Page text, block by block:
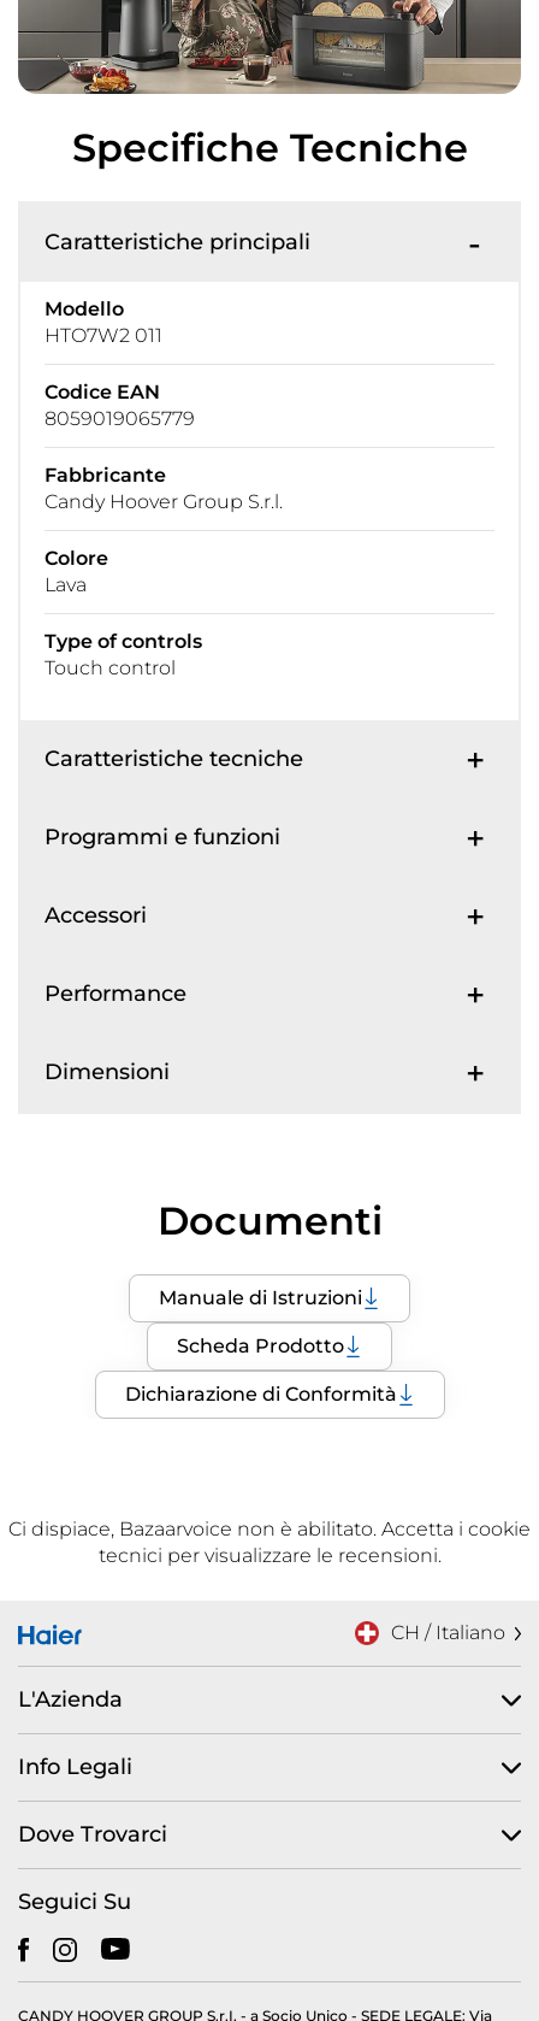
Specifiche Tecniche
Caratteristiche principali
Modello
HTO7W2 011
Codice EAN
8059019065779
Fabbricante
Candy Hoover Group S.r.l.
Colore
Lava
Type of controls
Touch control
Caratteristiche tecniche
Programmi e funzioni
Accessori
Performance
Dimensioni
Documenti
Manuale di Istruzioni
Scheda Prodotto
Dichiarazione di Conformità
Ci dispiace, Bazaarvoice non è abilitato. Accetta i cookie
tecnici per visualizzare le recensioni.
CH / Italiano
L'Azienda
Info Legali
Dove Trovarci
Seguici Su
CANDY HOOVER GROUP S.r.I. - a Socio Unico - SEDE LEGALE: Via